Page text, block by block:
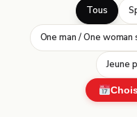
Tous
One man / One woman
Jeune